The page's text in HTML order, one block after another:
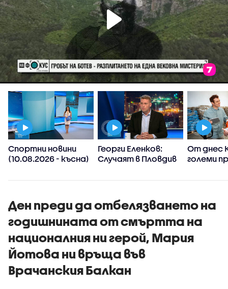
Спортни новини
(10.08.2026 - късна)
Георги Еленков:
Случаят в Пловдив
от системна
От днес
големи
Ден преди да отбелязването на
годишнината от смъртта на
националния ни герой, Мария
Йотова ни връща във
Врачанския Балкан